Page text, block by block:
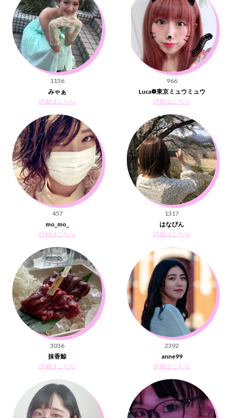
1136
みゃぁ
詳細はこちら
966
Luca❁東京ミュウミュウ
詳細はこちら
457
mo_mo_
詳細はこちら
1317
はなぴん
詳細はこちら
3036
抹香鯨
詳細はこちら
2392
anne99
詳細はこちら